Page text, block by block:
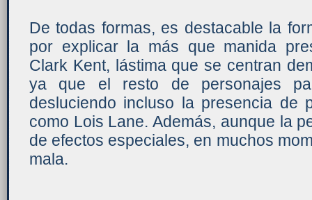
De todas formas, es destacable la
por explicar la más que manida
Clark Kent, lástima que se centran
ya que el resto de personajes
desluciendo incluso la presencia de
como Lois Lane. Además, aunque la
de efectos especiales, en muchos
mala.